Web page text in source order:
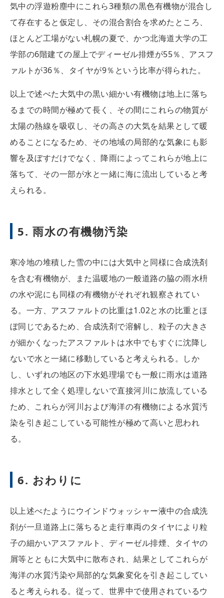
気中の浮遊粉塵中にこれら3種類の黒色有機物が混合し
て存在すると仮定し、その混合割合を求めたところ、
ほとんど工場がない札幌の夏で、かつ北海道大学の工
学部の6階建ての屋上でディーゼル排煙が55％、アスフ
ァルトが36％、タイヤが9％という比率が得られた。
以上で述べた大気中の黒い細かい有機物は地上に落ち
るまでの時間が極めて長く、その間にこれらの物質が
太陽の熱線を吸収し、その高さの大気を結果として暖
めることになるため、その地域の局部的な気象にも影
響を及ぼすだけでなく、降雨によってこれらが地上に
落ちて、その一部が水と一緒に海に流出していると考
えられる。
5. 雨水の有機物汚染
寒冷地の堆積した雪の中には大気中と同様に合成洗剤
を含む有機物が、また温暖地の一般道路の脇の雨水枡
の水や泥にも同様の有機物がそれぞれ観察されてい
る。一方、アスファルトの比重は1.02と水の比重とほ
ぼ同じであるため、合成洗剤で溶解し、粒子の大きさ
が細かくなったアスファルトは水中でもすぐに沈降し
ないで水と一緒に移動していると考えられる。しか
し、いずれの地区の下水処理場でも一般に雨水は道路
排水として全く処理しないで直接河川に放流している
ため、これらが河川および海洋の有機物による水質汚
染を引き起こしている可能性が極めて高いと思われ
る。
6. おわりに
以上述べたようにウインドウォッシャー液中の合成洗
剤が一旦道路上に落ちると走行車両のタイヤにより粒
子の細かいアスファルト、ディーゼル排煙、タイヤの
屑等とともに大気中に散布され、結果としてこれらが
海洋の水質汚染や局部的な気象変化を引き起こしてい
ると考えられる。従って、世界中で使用されているウ